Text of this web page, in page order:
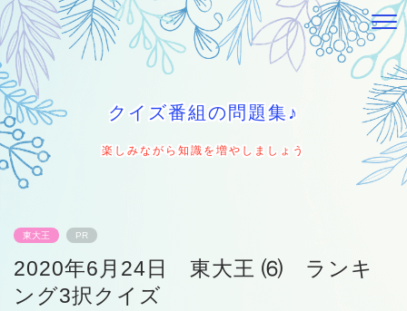
クイズ番組の問題集♪
楽しみながら知識を増やしましょう
東大王 PR
2020年6月24日 東大王 ⑹ ランキ
ング3択クイズ